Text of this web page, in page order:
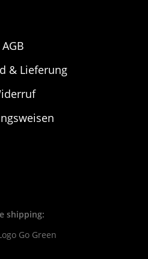
AGB
& Lieferung
shipping: